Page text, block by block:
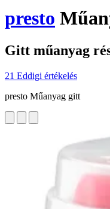
presto
Gitt műanyag
21 Eddigi értékelés
presto Műanyag gitt